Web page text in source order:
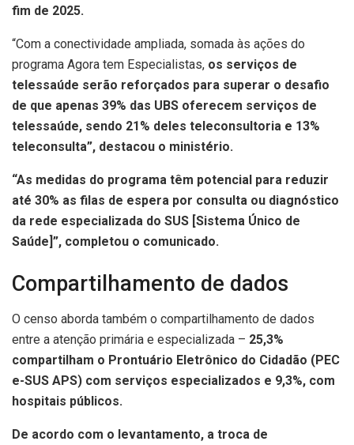
fim de 2025.
“Com a conectividade ampliada, somada às ações do
programa Agora tem Especialistas, os serviços de
telessaúde serão reforçados para superar o desafio
de que apenas 39% das UBS oferecem serviços de
telessaúde, sendo 21% deles teleconsultoria e 13%
teleconsulta”, destacou o ministério.
“As medidas do programa têm potencial para reduzir
até 30% as filas de espera por consulta ou diagnóstico
da rede especializada do SUS [Sistema Único de
Saúde]”, completou o comunicado.
Compartilhamento de dados
O censo aborda também o compartilhamento de dados
entre a atenção primária e especializada – 25,3%
compartilham o Prontuário Eletrônico do Cidadão (PEC
e-SUS APS) com serviços especializados e 9,3%, com
hospitais públicos.
De acordo com o levantamento, a troca de